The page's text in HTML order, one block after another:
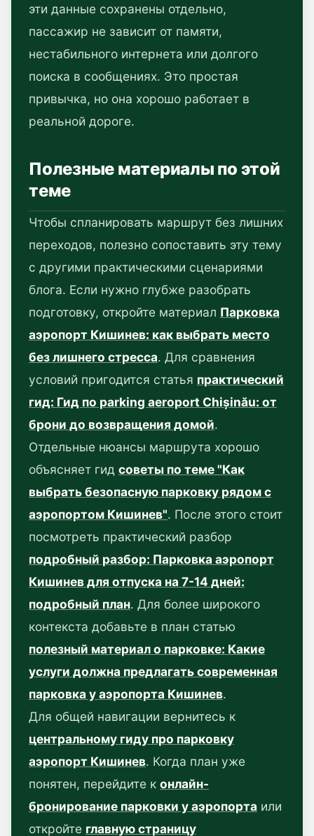
эти данные сохранены отдельно,
пассажир не зависит от памяти,
нестабильного интернета или долгого
поиска в сообщениях. Это простая
привычка, но она хорошо работает в
реальной дороге.
Полезные материалы по этой
теме
Чтобы спланировать маршрут без лишних
переходов, полезно сопоставить эту тему
с другими практическими сценариями
блога. Если нужно глубже разобрать
подготовку, откройте материал Парковка
аэропорт Кишинев: как выбрать место
без лишнего стресса. Для сравнения
условий пригодится статья практический
гид: Гид по parking aeroport Chișinău: от
брони до возвращения домой.
Отдельные нюансы маршрута хорошо
объясняет гид советы по теме "Как
выбрать безопасную парковку рядом с
аэропортом Кишинев". После этого стоит
посмотреть практический разбор
подробный разбор: Парковка аэропорт
Кишинев для отпуска на 7-14 дней:
подробный план. Для более широкого
контекста добавьте в план статью
полезный материал о парковке: Какие
услуги должна предлагать современная
парковка у аэропорта Кишинев.
Для общей навигации вернитесь к
центральному гиду про парковку
аэропорт Кишинев. Когда план уже
понятен, перейдите к онлайн-
бронирование парковки у аэропорта или
откройте главную страницу